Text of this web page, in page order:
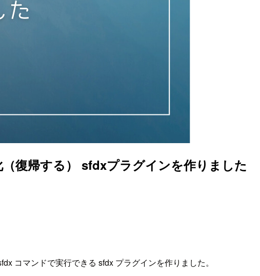
復帰する） sfdxプラグインを作りました
コマンドで実行できる sfdx プラグインを作りました。